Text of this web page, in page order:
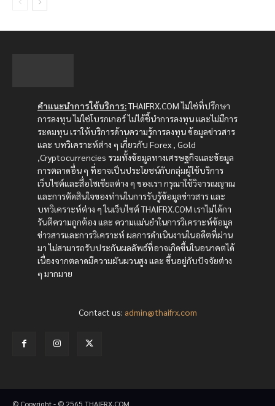
คำแนะนำการใช้บริการ:THAIFRX.COM ไม่ใช่ที่ปรึกษา
การลงทุน ไม่ใช่โบรกเกอร์ ไม่ได้ชี้นำการลงทุน และไม่มีการ
ระดมทุน เราให้บริการด้านความรู้การลงทุน ข้อมูลข่าวสาร
และ บทวิเคราะห์ต่าง ๆ เกี่ยวกับ Forex , Gold
,Cryptocurrencies รวมทั้งข้อมูลทางเศรษฐกิจและข้อมูล
การตลาดอื่น ๆ ที่อาจเป็นประโยชน์กับกลุ่มผู้ใช้บริการ
เว็บไซต์และสื่อโซเซียลต่าง ๆ ของเรา กรุณาใช้วิจารณญาณ
และการตัดสินใจของท่านในการรับรู้ข้อมูลข่าวสาร และ
บทวิเคราะห์ต่าง ๆ ในเว็บไซต์ THAIFRX.COM เราไม่ได้กา
รันตีความถูกต้อง และ ความแม่นยำในการวิเคราะห์ข้อมูล
ข่าวสารและการวิเคราะห์ ผลการดำเนินงานในอดีตที่ผ่าน
มา ไม่สามารถรับประกันผลลัพธ์ที่อาจเกิดขึ้นในอนาคตได้
เนื่องจากตลาดมีความผันผวนสูง และ ขึ้นอยู่กับปัจจัยต่าง
ๆ มากมาย
Contact us: admin@thaifrx.com
© Copyright - © 2565 THAIFRX.COM